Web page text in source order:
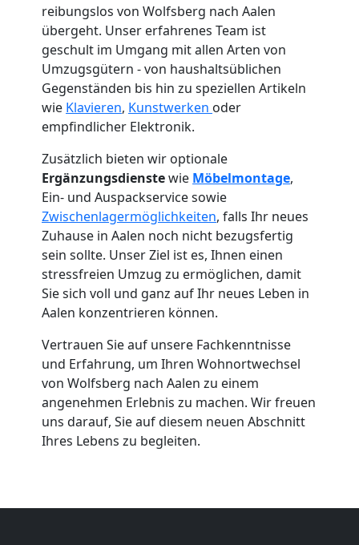
reibungslos von Wolfsberg nach Aalen
übergeht. Unser erfahrenes Team ist
geschult im Umgang mit allen Arten von
Umzugsgütern - von haushaltsüblichen
Gegenständen bis hin zu speziellen Artikeln
wie Klavieren, Kunstwerken oder
empfindlicher Elektronik.
Zusätzlich bieten wir optionale
Ergänzungsdienstewie Möbelmontage,
Ein- und Auspackservice sowie
Zwischenlagermöglichkeiten, falls Ihr neues
Zuhause in Aalen noch nicht bezugsfertig
sein sollte. Unser Ziel ist es, Ihnen einen
stressfreien Umzug zu ermöglichen, damit
Sie sich voll und ganz auf Ihr neues Leben in
Aalen konzentrieren können.
Vertrauen Sie auf unsere Fachkenntnisse
und Erfahrung, um Ihren Wohnortwechsel
von Wolfsberg nach Aalen zu einem
angenehmen Erlebnis zu machen. Wir freuen
uns darauf, Sie auf diesem neuen Abschnitt
Ihres Lebens zu begleiten.
Umzugshelfer
Wolfsberg
Möbeltaxi
Wolfsberg
Wolfsberg